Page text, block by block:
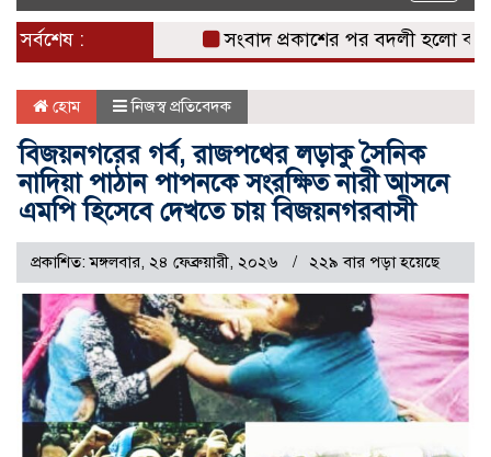
সর্বশেষ : সংবাদ প্রকাশের পর বদলী হলো
হোম নিজস্ব প্রতিবেদক
বিজয়নগরের গর্ব, রাজপথের লড়াকু সৈনিক
নাদিয়া পাঠান পাপনকে সংরক্ষিত নারী আসনে
এমপি হিসেবে দেখতে চায় বিজয়নগরবাসী
প্রকাশিত: মঙ্গলবার, ২৪ ফেব্রুয়ারী, ২০২৬ ২২৯ বার পড়া হয়েছে